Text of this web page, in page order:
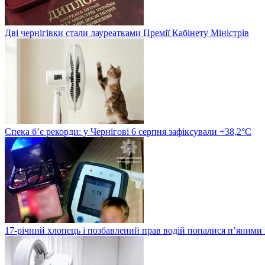
Дві чернігівки стали лауреатками Премії Кабінету Міністрів
Спека б’є рекорди: у Чернігові 6 серпня зафіксували +38,2°С
17-річний хлопець і позбавлений прав водій попалися п’яними